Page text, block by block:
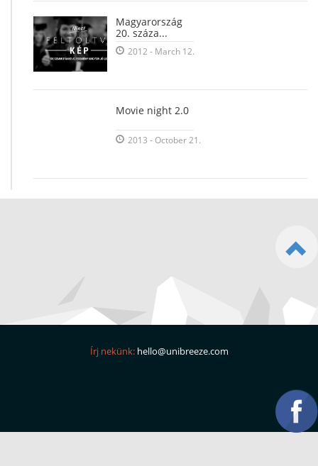
Magyarország
20. száza...
2012 - March 12.
Movie night 2.0
2013 - October 21.
Írj nekünk: hello@unibreeze.com